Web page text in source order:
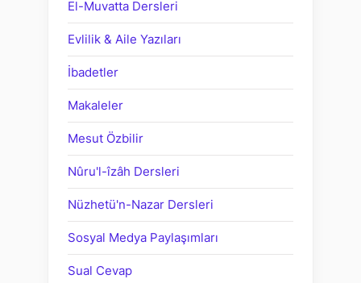
El-Muvatta Dersleri
Evlilik & Aile Yazıları
İbadetler
Makaleler
Mesut Özbilir
Nûru'l-îzâh Dersleri
Nüzhetü'n-Nazar Dersleri
Sosyal Medya Paylaşımları
Sual Cevap